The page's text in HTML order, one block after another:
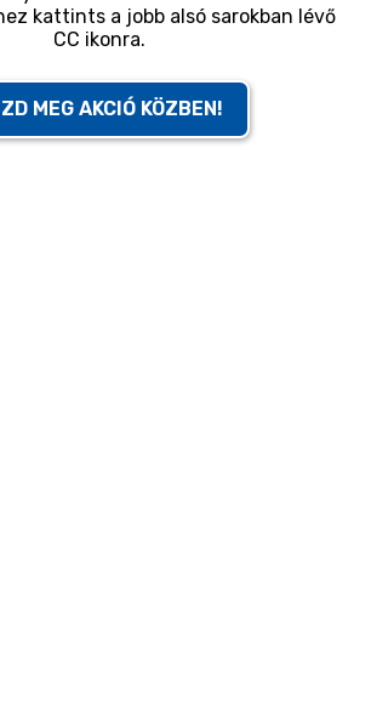
kattints a jobb alsó sarokban lévő
CC ikonra.
MEG AKCIÓ KÖZBEN!